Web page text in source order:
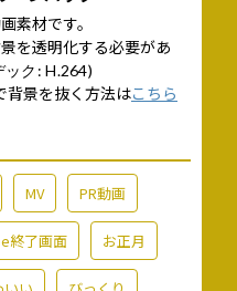
素材です。
を透明化する必要があ
ック: H.264)
景を抜く方法はこちら
MV PR動画
終了画面 お正月